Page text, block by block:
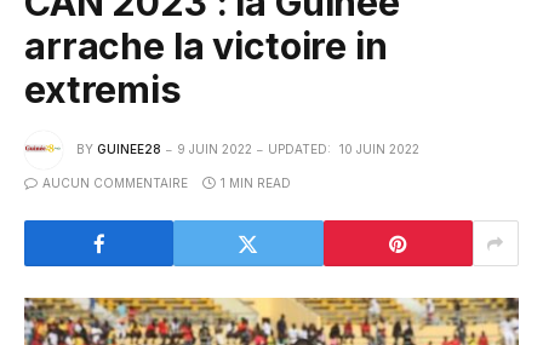
arrache la victoire in
extremis
BY GUINEE28 9 JUIN 2022 UPDATED: 10 JUIN 2022
AUCUN COMMENTAIRE 1 MIN READ